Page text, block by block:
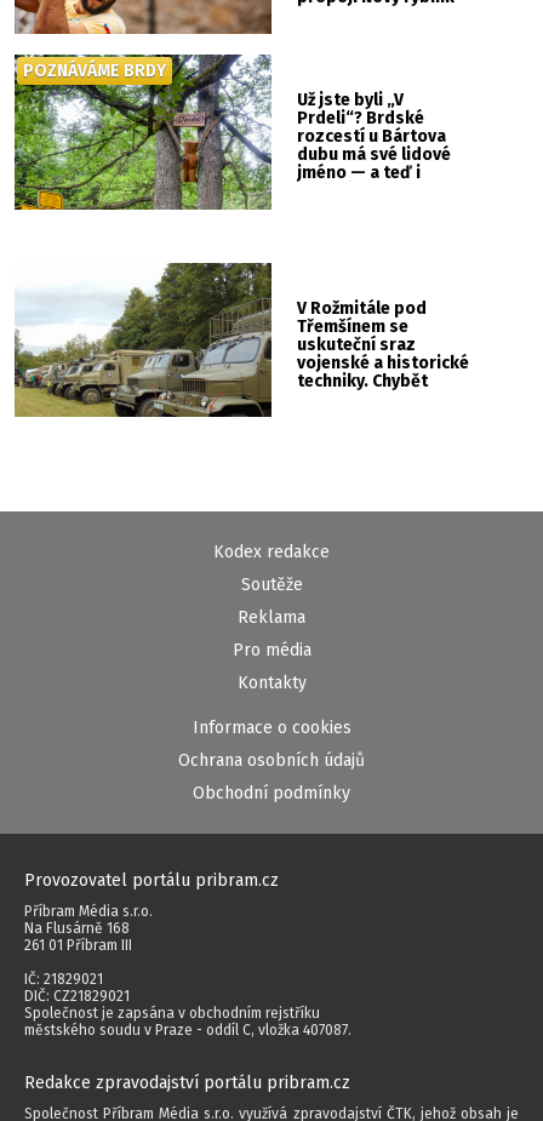
Už jste byli „V
Prdeli“? Brdské
rozcestí u Bártova
dubu má své lidové
jméno — a teď i
POZNÁVÁME BRDY
V Rožmitále pod
Třemšínem se
uskuteční sraz
vojenské a historické
techniky. Chybět
Kodex redakce
Soutěže
Reklama
Pro média
Kontakty
Informace o cookies
Ochrana osobních údajů
Obchodní podmínky
Provozovatel portálu pribram.cz
Příbram Média s.r.o.
Na Flusárně 168
261 01 Příbram III
IČ: 21829021
DIČ: CZ21829021
Společnost je zapsána v obchodním rejstříku
městského soudu v Praze - oddíl C, vložka 407087.
Redakce zpravodajství portálu pribram.cz
Společnost Příbram Média s.r.o. využívá zpravodajství ČTK, jehož obsah je